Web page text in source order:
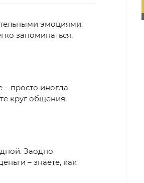
эмоциями.
запоминаться.
– просто иногда
круг общения.
Заодно
– знаете, как